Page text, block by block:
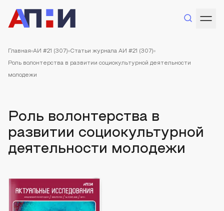
Главная АИ #21 (307) Статьи журнала АИ #21 (307)
Роль волонтерства в развитии социокультурной деятельности
молодежи
Роль волонтерства в
развитии социокультурной
деятельности молодежи